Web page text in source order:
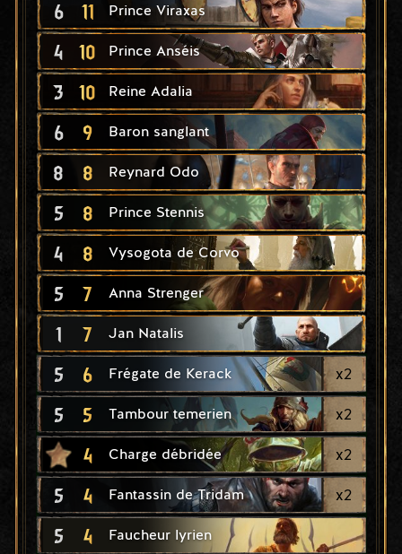
6 11 Prince Viraxas
4 10 Prince Anséis
3 10 Reine Adalia
6 9 Baron sanglant
8 8 Reynard Odo
5 8 Prince Stennis
4 8 Vysogota de Corvo
5 7 Anna Strenger
1 7 Jan Natalis
5 6 Frégate de Kerack x2
5 5 Tambour temerien x2
4 Charge débridée x2
5 4 Fantassin de Tridam x2
5 4 Faucheur lyrien